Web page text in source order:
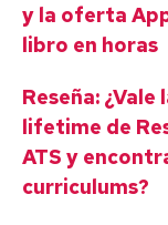
y la oferta
libro en horas
Reseña:
lifetime de
ATS y
curriculums?